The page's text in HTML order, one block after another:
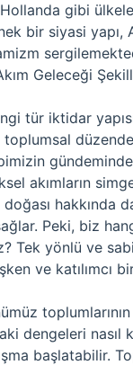
gibi
bir siyasi yapı,
Geleceği
tür iktidar
toplumsal
gündeminde
akımların
hakkında
Peki, biz
Tek yönlü ve
ve katılımcı
dengeleri nasıl
başlatabilir.